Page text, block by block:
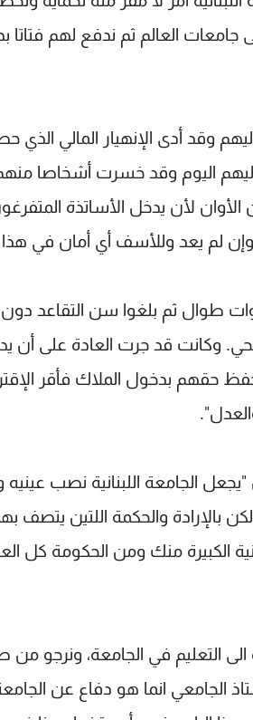
العالم ثم ندفع لهم فتاتا
وقد أدى الإنهيار المالي الذي
اليوم وقد خسرت أشخاصا
لأن يدخل الأساتذة
لم يعد وللأسف أي أمان في هذا
طوال ثم بلغوا سن التقاعد
وكانت قد جرت العادة على أن
حقهم بدخول الملاك فأقر
"يجعل الجامعة اللبنانية نصب عينيه
والحكمة اللتين يتصف
منك ومن الحكومة كل
التعليم في الجامعة، ونرجو من
الجامعي انما هو دفاع عن